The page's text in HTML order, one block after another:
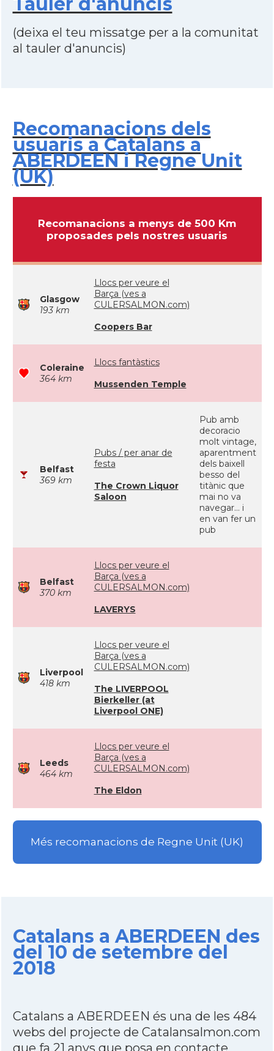
(deixa el teu missatge per a la comunitat
al tauler d'anuncis)
Recomanacions dels
usuaris a Catalans a
ABERDEEN i Regne Unit
(UK)
Recomanacions a menys de 500 Km
proposades pels nostres usuaris
Glasgow
193 km
Llocs per veure el
Barça (ves a
CULERSALMON.com)
Coopers Bar
Coleraine
364 km
Llocs fantàstics
Mussenden Temple
Belfast
369 km
Pubs / per anar de
festa
The Crown Liquor
Saloon
Pub amb
decoracio
molt vintage,
aparentment
dels baixell
besso del
titànic que
mai no va
navegar... i
en van fer un
pub
Belfast
370 km
Llocs per veure el
Barça (ves a
CULERSALMON.com)
LAVERYS
Liverpool
418 km
Llocs per veure el
Barça (ves a
CULERSALMON.com)
The LIVERPOOL
Bierkeller (at
Liverpool ONE)
Leeds
464 km
Llocs per veure el
Barça (ves a
CULERSALMON.com)
The Eldon
Més recomanacions de Regne Unit (UK)
Catalans a ABERDEEN des
del 10 de setembre del
2018
Catalans a ABERDEEN és una de les 484
webs del projecte de Catalansalmon.com
que fa 21 anys que posa en contacte